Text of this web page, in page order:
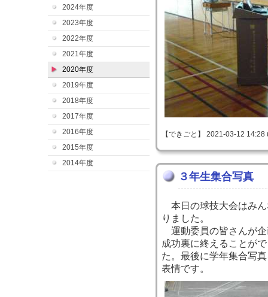
2024年度
2023年度
2022年度
2021年度
2020年度
2019年度
2018年度
2017年度
2016年度
2015年度
2014年度
【できごと】 2021-03-12
３年生集合写真
本日の球技大会はみん
りました。
運動委員の皆さんが企
成功裏に終えることが
た。最後に学年集合写
表情です。